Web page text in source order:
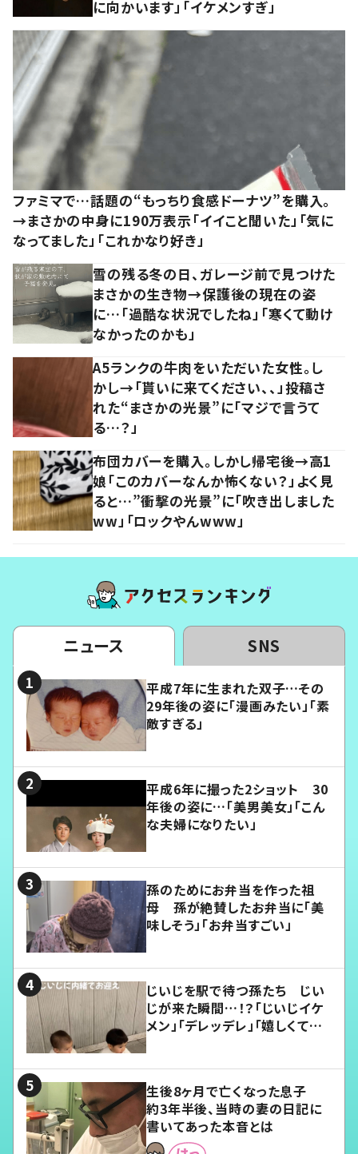
に向かいます」「イケメンすぎ」
ファミマで…話題の“もっちり食感ドーナツ”を購入。
→まさかの中身に190万表示「イイこと聞いた」「気に
なってました」「これかなり好き」
雪の残る冬の日、ガレージ前で見つけた
まさかの生き物→保護後の現在の姿
に…「過酷な状況でしたね」「寒くて動け
なかったのかも」
A5ランクの牛肉をいただいた女性。し
かし→「貰いに来てください、、」投稿さ
れた“まさかの光景”に「マジで言うて
る…？」
布団カバーを購入。しかし帰宅後→高1
娘「このカバーなんか怖くない？」よく見
ると…”衝撃の光景”に「吹き出しました
ww」「ロックやんwww」
ニュース SNS
平成7年に生まれた双子…その
29年後の姿に「漫画みたい」「素
敵すぎる」
平成6年に撮った2ショット 30
年後の姿に…「美男美女」「こん
な夫婦になりたい」
孫のためにお弁当を作った祖
母 孫が絶賛したお弁当に「美
味しそう」「お弁当すごい」
じいじを駅で待つ孫たち じい
じが来た瞬間…！？「じいじイケ
メン」「デレッデレ」「嬉しくて可
生後8ヶ月で亡くなった息子
約3年半後、当時の妻の日記に
書いてあった本音とは